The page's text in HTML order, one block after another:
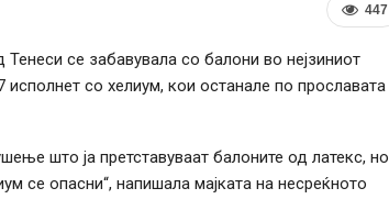
447
се забавувала со балони во нејзиниот
со хелиум, кои останале по прославата
што ја претставуваат балоните од латекс, но
се опасни“, напишала мајката на несреќното